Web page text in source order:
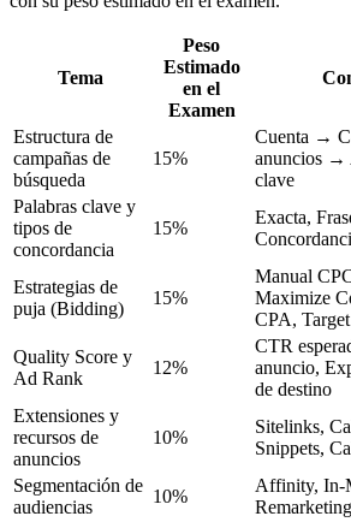
Tema
Peso
Estimado
en el
Examen
Estructura de
campañas de
búsqueda
15%
Cuenta →
anuncios →
clave
Palabras clave y
tipos de
concordancia
15%
Exacta,
Estrategias de
puja (Bidding)
15%
Manual
Maximize
CPA,
Quality Score y
Ad Rank
12%
CTR
anuncio,
de destino
Extensiones y
recursos de
anuncios
10%
Sitelinks,
Snippets,
Segmentación de
audiencias
10%
Affinity, In-